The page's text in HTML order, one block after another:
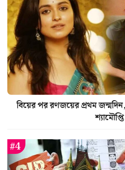
বিয়ের পর রণজয়ের প্রথম
শ্যামৌপ্তি